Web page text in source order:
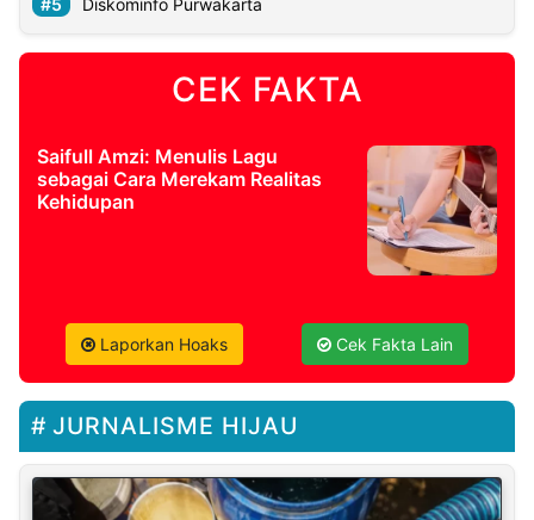
Diskominfo Purwakarta
CEK FAKTA
Saifull Amzi: Menulis Lagu
sebagai Cara Merekam Realitas
Kehidupan
Laporkan Hoaks Cek Fakta Lain
JURNALISME HIJAU